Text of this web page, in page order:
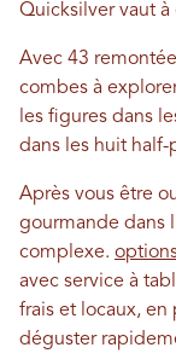
Quicksilver vaut
Avec 43
combes à
les figures dans
dans les huit
Après vous être
gourmande dans
complexe.
avec service à
frais et locaux, en
déguster